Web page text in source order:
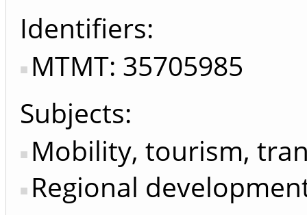
Identifiers
MTMT: 35705985
Subjects:
Mobility, tourism,
Regional